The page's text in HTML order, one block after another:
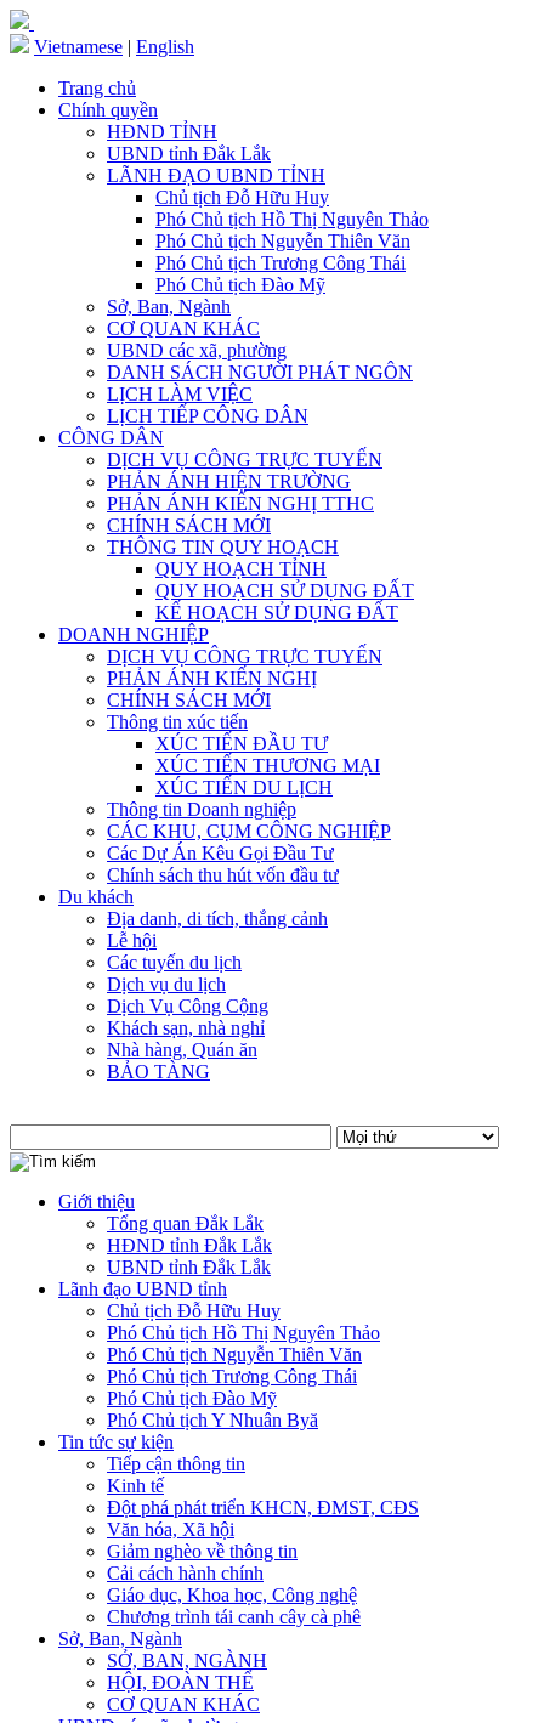
Vietnamese | English
Trang chủ
Chính quyền
HĐND TỈNH
UBND tỉnh Đắk Lắk
LÃNH ĐẠO UBND TỈNH
Chủ tịch Đỗ Hữu Huy
Phó Chủ tịch Hồ Thị Nguyên Thảo
Phó Chủ tịch Nguyễn Thiên Văn
Phó Chủ tịch Trương Công Thái
Phó Chủ tịch Đào Mỹ
Sở, Ban, Ngành
CƠ QUAN KHÁC
UBND các xã, phường
DANH SÁCH NGƯỜI PHÁT NGÔN
LỊCH LÀM VIỆC
LỊCH TIẾP CÔNG DÂN
CÔNG DÂN
DỊCH VỤ CÔNG TRỰC TUYẾN
PHẢN ÁNH HIỆN TRƯỜNG
PHẢN ÁNH KIẾN NGHỊ TTHC
CHÍNH SÁCH MỚI
THÔNG TIN QUY HOẠCH
QUY HOẠCH TỈNH
QUY HOẠCH SỬ DỤNG ĐẤT
KẾ HOẠCH SỬ DỤNG ĐẤT
DOANH NGHIỆP
DỊCH VỤ CÔNG TRỰC TUYẾN
PHẢN ÁNH KIẾN NGHỊ
CHÍNH SÁCH MỚI
Thông tin xúc tiến
XÚC TIẾN ĐẦU TƯ
XÚC TIẾN THƯƠNG MẠI
XÚC TIẾN DU LỊCH
Thông tin Doanh nghiệp
CÁC KHU, CỤM CÔNG NGHIỆP
Các Dự Án Kêu Gọi Đầu Tư
Chính sách thu hút vốn đầu tư
Du khách
Địa danh, di tích, thắng cảnh
Lễ hội
Các tuyến du lịch
Dịch vụ du lịch
Dịch Vụ Công Cộng
Khách sạn, nhà nghỉ
Nhà hàng, Quán ăn
BẢO TÀNG
Giới thiệu
Tổng quan Đắk Lắk
HĐND tỉnh Đắk Lắk
UBND tỉnh Đắk Lắk
Lãnh đạo UBND tỉnh
Chủ tịch Đỗ Hữu Huy
Phó Chủ tịch Hồ Thị Nguyên Thảo
Phó Chủ tịch Nguyễn Thiên Văn
Phó Chủ tịch Trương Công Thái
Phó Chủ tịch Đào Mỹ
Phó Chủ tịch Y Nhuân Byă
Tin tức sự kiện
Tiếp cận thông tin
Kinh tế
Đột phá phát triển KHCN, ĐMST, CĐS
Văn hóa, Xã hội
Giảm nghèo về thông tin
Cải cách hành chính
Giáo dục, Khoa học, Công nghệ
Chương trình tái canh cây cà phê
Sở, Ban, Ngành
SỞ, BAN, NGÀNH
HỘI, ĐOÀN THỂ
CƠ QUAN KHÁC